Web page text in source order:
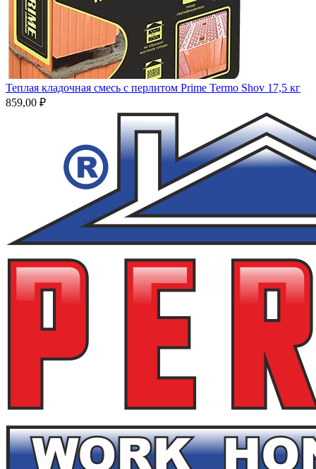
Теплая кладочная смесь с перлитом Prime Termo Shov 17,5 кг
859,00 ₽